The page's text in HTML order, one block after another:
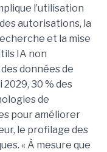
l’utilisation
autorisations, la
et la mise
IA non
données de
2029, 30 % des
de
pour améliorer
le profilage des
« À mesure que